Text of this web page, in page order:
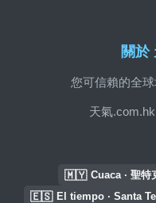
關於
您可信賴的全球
天氣
🇲🇾 Cuaca · 聖特
🇪🇸 El tiempo · Santa